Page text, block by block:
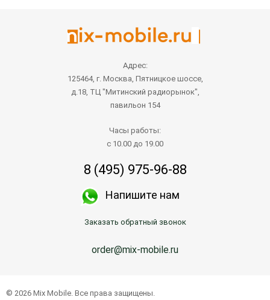
Адрес:
125464, г. Москва, Пятницкое шоссе,
д.18, ТЦ "Митинский радиорынок",
павильон 154
Часы работы:
с 10.00 до 19.00
8 (495) 975-96-88
Напишите нам
Заказать обратный звонок
order@mix-mobile.ru
© 2026 Mix Mobile. Все права защищены.